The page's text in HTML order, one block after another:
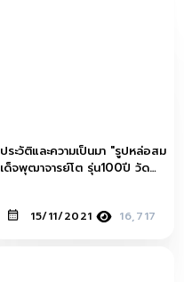
ประวัติและความเป็นมา "รูปหล่อสม
เด็จพุฒาจารย์โต รุ่น100ปี วัด
15/11/2021 16,717